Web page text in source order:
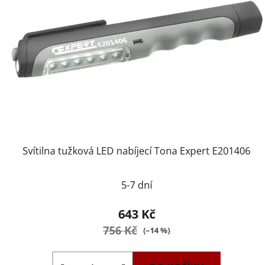
Svítilna tužková LED nabíjecí Tona Expert E201406
5-7 dní
643 Kč
756 Kč (–14 %)